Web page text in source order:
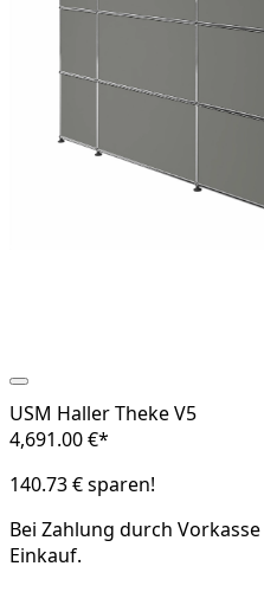
USM Haller Theke V5
4,691.00 €*
140.73 € sparen!
Bei Zahlung durch Vorkasse
Einkauf.